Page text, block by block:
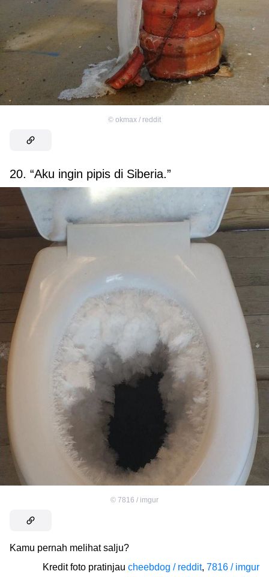
© okmax / reddit
20. “Aku ingin pipis di Siberia.”
© 7816 / imgur
Kamu pernah melihat salju?
Kredit foto pratinjau cheebdog / reddit, 7816 / imgur